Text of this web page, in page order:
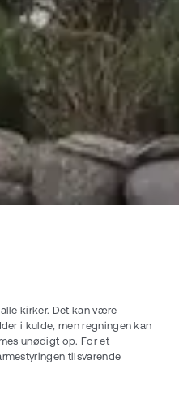
kirker. Det kan være
i kulde, men regningen kan
unødigt op. For et
tilsvarende